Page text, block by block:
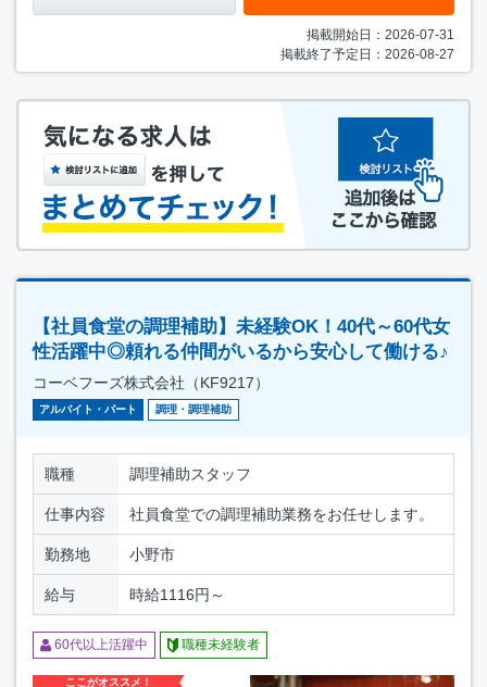
掲載開始日：2026-07-31
掲載終了予定日：2026-08-27
【社員食堂の調理補助】未経験OK！40代～60代女
性活躍中◎頼れる仲間がいるから安心して働ける♪
コーベフーズ株式会社（KF9217）
アルバイト・パート 調理・調理補助
職種 調理補助スタッフ
仕事内容 社員食堂での調理補助業務をお任せします。
勤務地 小野市
給与 時給1116円～
60代以上活躍中 職種未経験者
ここがオススメ！